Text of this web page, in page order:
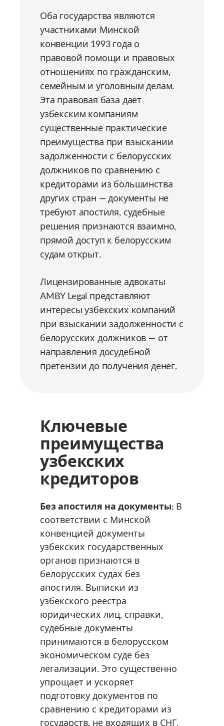
Оба государства являются
участниками Минской
конвенции 1993 года о
правовой помощи и правовых
отношениях по гражданским,
семейным и уголовным делам.
Эта правовая база даёт
узбекским компаниям
существенные практические
преимущества при взыскании
задолженности с белорусских
должников по сравнению с
кредиторами из большинства
других стран — документы не
требуют апостиля, судебные
решения признаются взаимно,
прямой доступ к белорусским
судам открыт.
Лицензированные адвокаты
AMBY Legal представляют
интересы узбекских компаний
при взыскании задолженности с
белорусских должников — от
направления досудебной
претензии до получения денег.
Ключевые
преимущества
узбекских
кредиторов
Без апостиля на документы: В
соответствии с Минской
конвенцией документы
узбекских государственных
органов признаются в
белорусских судах без
апостиля. Выписки из
узбекского реестра
юридических лиц, справки,
судебные документы
принимаются в белорусском
экономическом суде без
легализации. Это существенно
упрощает и ускоряет
подготовку документов по
сравнению с кредиторами из
государств, не входящих в СНГ.